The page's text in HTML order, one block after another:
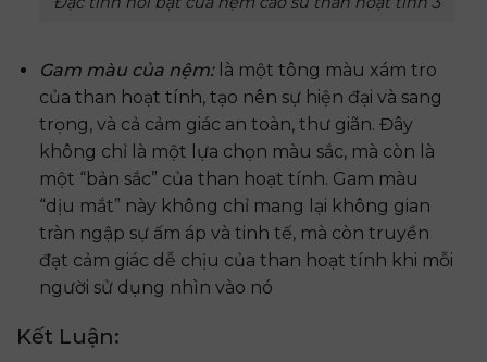
Gam màu của nệm:là một tông màu xám tro
của than hoạt tính, tạo nên sự hiện đại và sang
trọng, và cả cảm giác an toàn, thư giãn. Đây
không chỉ là một lựa chọn màu sắc, mà còn là
một “bản sắc” của than hoạt tính. Gam màu
“dịu mắt” này không chỉ mang lại không gian
tràn ngập sự ấm áp và tinh tế, mà còn truyền
đạt cảm giác dễ chịu của than hoạt tính khi mỗi
người sử dụng nhìn vào nó
Kết Luận: